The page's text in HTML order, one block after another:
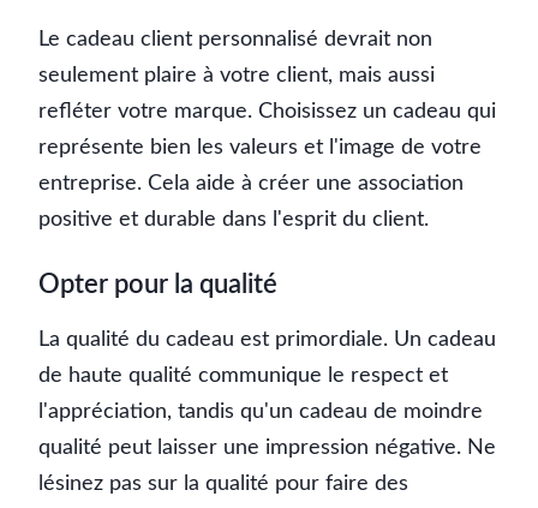
Le cadeau client personnalisé devrait non
seulement plaire à votre client, mais aussi
refléter votre marque. Choisissez un cadeau qui
représente bien les valeurs et l'image de votre
entreprise. Cela aide à créer une association
positive et durable dans l'esprit du client.
Opter pour la qualité
La qualité du cadeau est primordiale. Un cadeau
de haute qualité communique le respect et
l'appréciation, tandis qu'un cadeau de moindre
qualité peut laisser une impression négative. Ne
lésinez pas sur la qualité pour faire des